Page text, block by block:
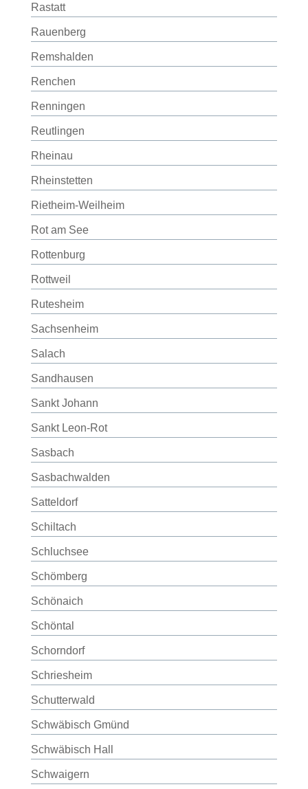
Rastatt
Rauenberg
Remshalden
Renchen
Renningen
Reutlingen
Rheinau
Rheinstetten
Rietheim-Weilheim
Rot am See
Rottenburg
Rottweil
Rutesheim
Sachsenheim
Salach
Sandhausen
Sankt Johann
Sankt Leon-Rot
Sasbach
Sasbachwalden
Satteldorf
Schiltach
Schluchsee
Schömberg
Schönaich
Schöntal
Schorndorf
Schriesheim
Schutterwald
Schwäbisch Gmünd
Schwäbisch Hall
Schwaigern